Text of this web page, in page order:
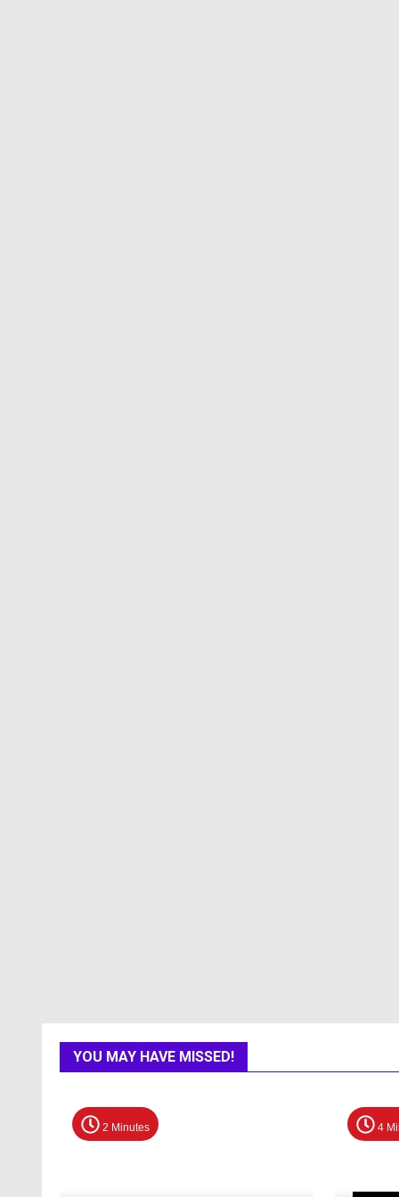
YOU MAY HAVE MISSED!
2 Minutes 4